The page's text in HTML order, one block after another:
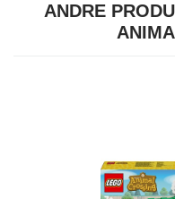
ANDRE